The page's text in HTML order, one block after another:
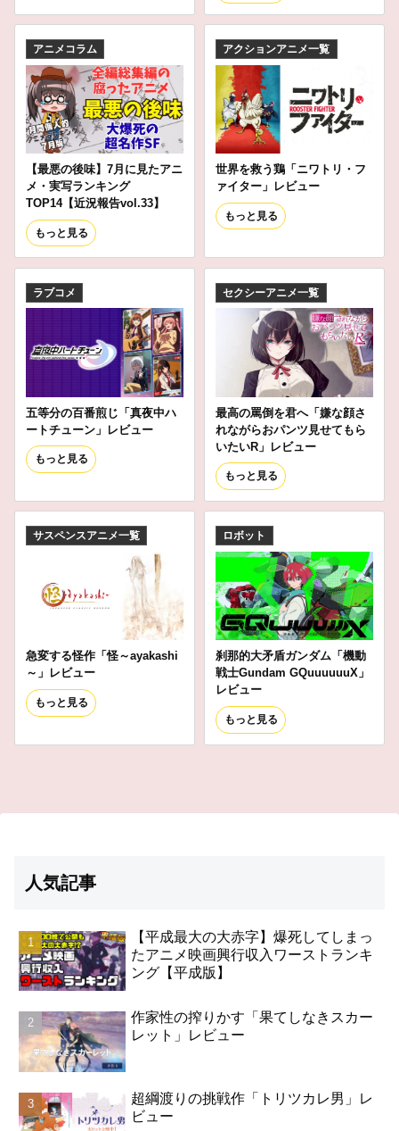
アニメコラム
【最悪の後味】7月に見たアニ
メ・実写ランキング
TOP14【近況報告vol.33】
もっと見る
アクションアニメ一覧
世界を救う鶏「ニワトリ・フ
ァイター」レビュー
もっと見る
ラブコメ
五等分の百番煎じ「真夜中ハ
ートチューン」レビュー
もっと見る
セクシーアニメ一覧
最高の罵倒を君へ「嫌な顔さ
れながらおパンツ見せてもら
いたいR」レビュー
もっと見る
サスペンスアニメ一覧
急変する怪作「怪～ayakashi
～」レビュー
もっと見る
ロボット
刹那的大矛盾ガンダム「機動
戦士Gundam GQuuuuuuX」
レビュー
もっと見る
人気記事
【平成最大の大赤字】爆死してしまっ
たアニメ映画興行収入ワーストランキ
ング【平成版】
作家性の搾りかす「果てしなきスカー
レット」レビュー
超綱渡りの挑戦作「トリツカレ男」レ
ビュー